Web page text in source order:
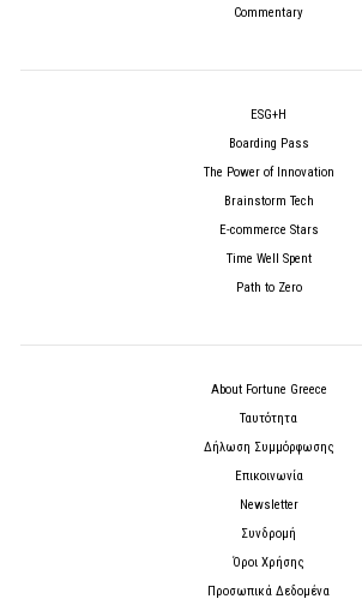
Commentary
ESG+H
Boarding Pass
The Power of Innovation
Brainstorm Tech
E-commerce Stars
Time Well Spent
Path to Zero
About Fortune Greece
Ταυτότητα
Δήλωση Συμμόρφωσης
Επικοινωνία
Newsletter
Συνδρομή
Όροι Χρήσης
Προσωπικά Δεδομένα